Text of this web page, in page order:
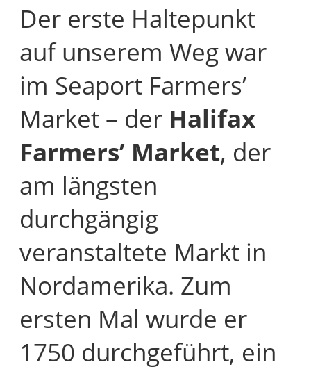
Der erste Haltepunkt
auf unserem Weg war
im Seaport Farmers’
Market – der Halifax
Farmers’ Market, der
am längsten
durchgängig
veranstaltete Markt in
Nordamerika. Zum
ersten Mal wurde er
1750 durchgeführt, ein